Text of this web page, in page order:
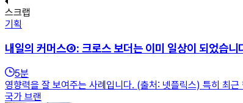
스크랩
기획
내일의 커머스④: 크로스 보더는 이미 일상이 되었습니
5분
영향력을 잘 보여주는 사례입니다. (출처: 넷플릭스) 특히 최
국가 브랜